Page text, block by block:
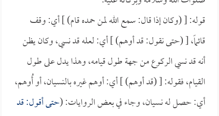
قوله: [ (وكان إذا قال: سمع الله لمن حمده قام) ] أي: وقف
قائماً، [ (حتى نقول: قد أوهم) ] أي: لعله قد نسي، وكان يظن
أنه قد نسي الركوع من جهة طول قيامه، وهذا يدل على طول
القيام، فقوله: [ (قد أوهم) ] أي: أوهم غيره بالنسيان، أو أُوهم،
أي: حصل له نسيان، وجاء في بعض الروايات: (حتى أقول: قد